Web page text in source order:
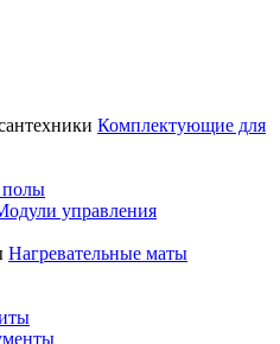
Комплектующие для
полы
управления
Нагревательные маты